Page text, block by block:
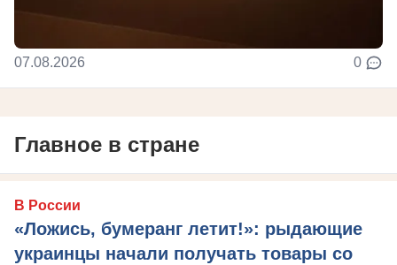
07.08.2026 0
Главное в стране
В России
«Ложись, бумеранг летит!»: рыдающие
украинцы начали получать товары со